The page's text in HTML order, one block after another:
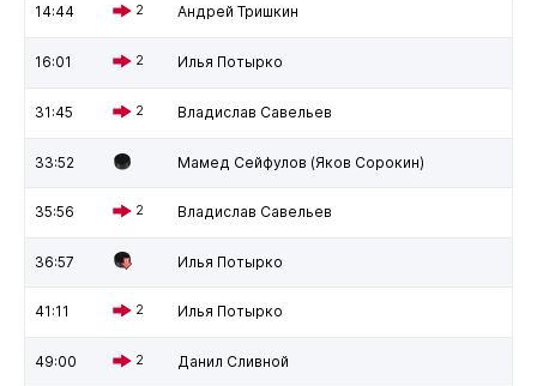
14:44 2 Андрей Тришкин
16:01 2 Илья Потырко
31:45 2 Владислав Савельев
33:52 Мамед Сейфулов (Яков Сорокин)
35:56 2 Владислав Савельев
36:57 Илья Потырко
41:11 2 Илья Потырко
49:00 2 Данил Сливной